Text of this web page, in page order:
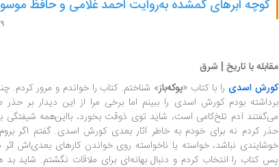
کوچه ابرهای گمشده به‌روایت احمد غلامی و حافظ
19
مقابله با تاریخ | شرق
کورش اسدی را با کتاب «پوکه‌باز» شناختم. کتاب را خواندم و مرور کردم.
برداشته بودم کورش اسدی را ببینم اما برخی مرا از این دیدار بر حذر
می‌گفتند آدم تلخ‌کامی است، شاید توی ذوقت بخورد، بااین‌همه شیفتگی
حذر کردم نه برای خودم به خاطر آثار بعدی کورش اسدی. گفتم اگر
خوشایندی نباشد، خواسته یا ناخواسته روی خواندن کارهای بعدی‌‌اش اثر
پس کتاب را انتخاب کردم و دنبال بهانه‌ای برای ملاقات نگشتم. شاید